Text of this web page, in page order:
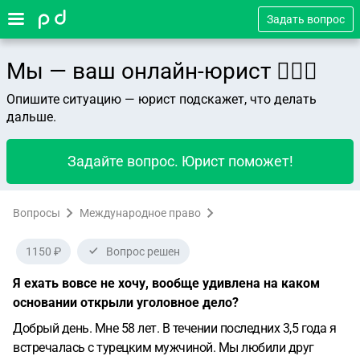
Задать вопрос
Мы — ваш онлайн-юрист 👨🏻‍⚖️
Опишите ситуацию — юрист подскажет, что делать
дальше.
Задайте вопрос. Юрист поможет!
Вопросы Международное право
1150 ₽ Вопрос решен
Я ехать вовсе не хочу, вообще удивлена на каком
основании открыли уголовное дело?
Добрый день. Мне 58 лет. В течении последних 3,5 года я
встречалась с турецким мужчиной. Мы любили друг